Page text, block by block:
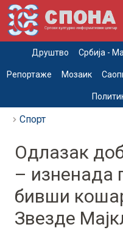
Друштво Србија -
Репортаже Мозаик
Спорт
Одлазак
– изненада
бивши
Звезде